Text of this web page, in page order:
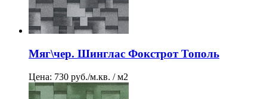
Мяг\чер. Шинглас Фокстрот Тополь
Цена: 730 руб./м.кв. / м2